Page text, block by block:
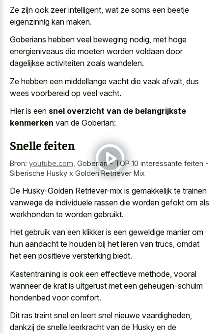
Ze zijn ook zeer intelligent, wat ze soms een beetje
eigenzinnig kan maken.
Goberians hebben veel beweging nodig, met hoge
energieniveaus die moeten worden voldaan door
dagelijkse activiteiten zoals wandelen.
Ze hebben een middellange vacht die vaak afvalt , dus
wees voorbereid op veel vacht.
Hier is een snel overzicht van de belangrijkste
kenmerken van de Goberian:
Snelle feiten
Bron: youtube.com Goberian - TOP 10 interessante feiten -
Siberische Husky x Golden Retriever Mix
De Husky-Golden Retriever-mix is gemakkelijk te trainen
vanwege de individuele rassen die worden gefokt om als
werkhonden te worden gebruikt.
Het gebruik van een klikker is een geweldige manier om
hun aandacht te houden bij het leren van trucs, omdat
het een positieve versterking biedt.
Kastentraining is ook een effectieve methode, vooral
wanneer de krat is uitgerust met een geheugen-schuim
hondenbed voor comfort.
Dit ras traint snel en leert snel nieuwe vaardigheden,
dankzij de snelle leerkracht van de Husky en de